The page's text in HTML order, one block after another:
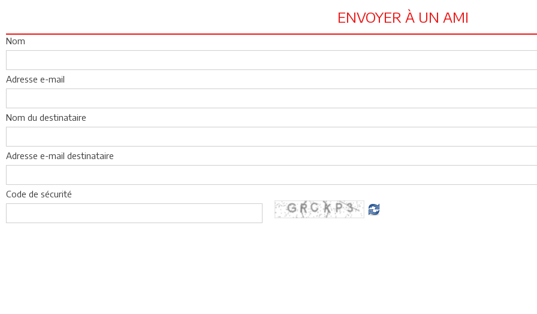
ENVOYER À UN AMI
Nom
Adresse e-mail
Nom du destinataire
Adresse e-mail destinataire
Code de sécurité